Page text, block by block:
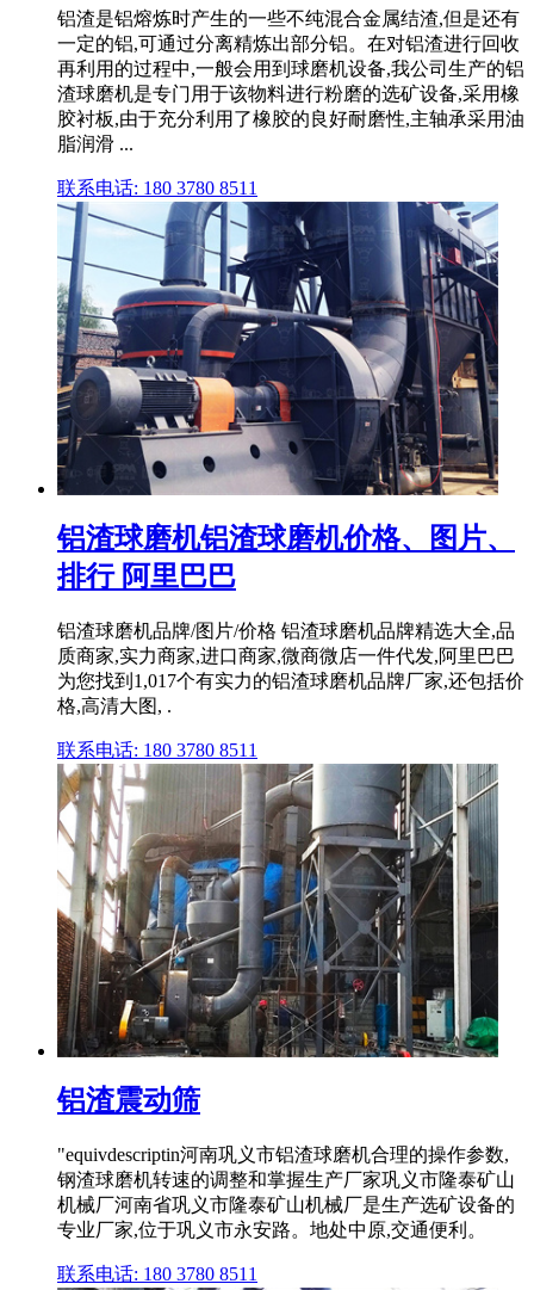
铝渣是铝熔炼时产生的一些不纯混合金属结渣,但是还有
一定的铝,可通过分离精炼出部分铝。在对铝渣进行回收
再利用的过程中,一般会用到球磨机设备,我公司生产的铝
渣球磨机是专门用于该物料进行粉磨的选矿设备,采用橡
胶衬板,由于充分利用了橡胶的良好耐磨性,主轴承采用油
脂润滑 ...
联系电话: 180 3780 8511
铝渣球磨机铝渣球磨机价格、图片、
排行 阿里巴巴
铝渣球磨机品牌/图片/价格 铝渣球磨机品牌精选大全,品
质商家,实力商家,进口商家,微商微店一件代发,阿里巴巴
为您找到1,017个有实力的铝渣球磨机品牌厂家,还包括价
格,高清大图, .
联系电话: 180 3780 8511
铝渣震动筛
"equivdescriptin河南巩义市铝渣球磨机合理的操作参数,
钢渣球磨机转速的调整和掌握生产厂家巩义市隆泰矿山
机械厂河南省巩义市隆泰矿山机械厂是生产选矿设备的
专业厂家,位于巩义市永安路。地处中原,交通便利。
联系电话: 180 3780 8511